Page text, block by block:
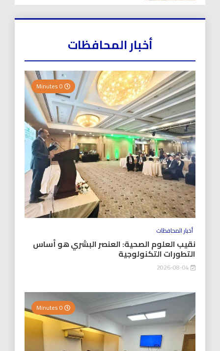
أخبار المحافظات
أخبار المحافظات
نقيب العلوم الصحية: العنصر البشري هو أساس
التطورات التكنولوجية